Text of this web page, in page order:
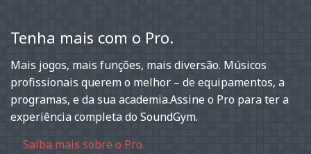
Tenha mais com o Pro.
Mais jogos, mais funções, mais diversão. Músicos
profissionais querem o melhor – de equipamentos, a
programas, e da sua academia.Assine o Pro para ter a
experiência completa do SoundGym.
Saiba mais sobre o Pro